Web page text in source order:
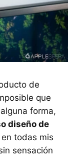
de
que
forma,
diseño de
todas mis
sensación